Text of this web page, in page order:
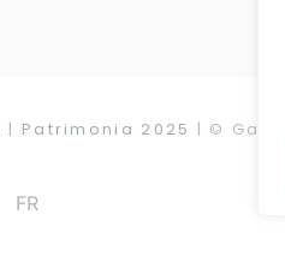
| Patrimonia 2025 | © Gay-
FR